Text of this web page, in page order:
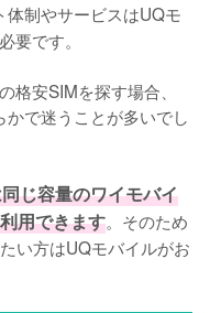
体制やサービスはUQモ
要です。
格安SIMを探す場合、
で迷うことが多いでし
じ容量のワイモバイ
用できます。そのため
い方はUQモバイルがお